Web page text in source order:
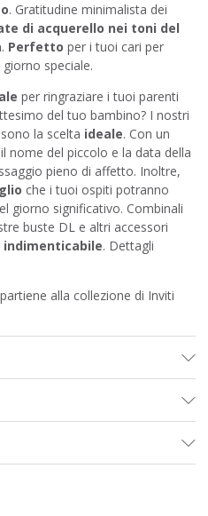
. Gratitudine minimalista dei
di acquerello nei toni del
. Perfetto per i tuoi cari per
speciale.
per ringraziare i tuoi parenti
del tuo bambino? I nostri
sono la scelta ideale. Con un
nome del piccolo e la data della
pieno di affetto. Inoltre,
che i tuoi ospiti potranno
giorno significativo. Combinali
buste DL e altri accessori
. Dettagli
alla collezione di Inviti